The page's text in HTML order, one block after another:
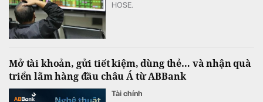
HOSE.
Mở tài khoản, gửi tiết kiệm, dùng thẻ… và nhận quà
triển lãm hàng đầu châu Á từ ABBank
Tài chính